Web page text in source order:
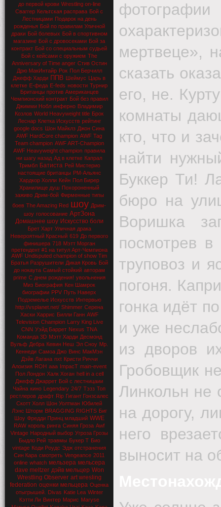
до первой крови Wrestling on-line
Сваггер Кельтская расправа Бой с
Лестницами Подарок на день
рожденья Бой по правилам Уличной
драки Бой болевых Бой в спортивном
магазине Бой с дровосеками Бой за
контракт Бой со специальным судьей
Бой с кейсами с оружием The
Anniversary of Time anger Стив Остин
Дрю МакИнтайр Рок Пол Берчилл
Джефф Харди ППВ Шеймус Царь в
клетке Е-феда E-feds новости Турнир
Британцы против Американцев
Чемпионский контракт Бой без правил
Джимми Нобл инферно Владимир
Козлов World Heavyweight title Брок
Леснар Клетка Искусств рейтинг
google docs Шон Майклз Джон Сина
AWF HardCore champion AWF Tag
Team champion AWF ART-Champion
AWF Heavyweight champion правила
ни шагу назад Ад в клетке Капрал
Тримбл Батиста Рей Мистерио
настоящие британцы РМ-Альянс
Хардкор Холли Кейн Пол Бирер
Хранилище душ Похороненный
заживо Дрим-бой Фирменные типы
боев The Amazing Red шоу Дрим-
шоу голосование АртЗона
Домашнее шоу Искусство боли
Брет Харт Уличная драка
Невероятный Красный 619 До первого
финишера 718 Мэтт Морган
претендент #1 на титул Арт-Чемпиона
AWF Undisputed champion of show Tim
Братья Разрушители Дикая Кровь Бой
до нокаута Самый стойкий авторам
prime С днем рождения! увольнения
Миз Биография Кен Шамрок
биографии PPV Путь Наверх
Подземелье Искусств Интервью
http://vsplanet.net/ Shimmer Серена
Хаски Харрис Билли Ганн AWF
Television Champion Larry King Live
CNN Уэйд Баррет Nexus TNA
Команда 3D Мэтт Харди Десмонд
Вульф Дебра Кевин Неш Эл Сноу Мр.
Кеннеди Самоа Джо Винс МакМэн
Дэйв Лагана nxt Кристи Риччи
Алоизия ROH aaa ImpacT main-event
Пол Лондон Халк Хоган hell in a cell
Джефф Джаррет Бой с лестницаии
Чайна кино Legendary 24/7 Тэзз Топ
рестлеров драфт Rip Гигант Гонзсалес
Скотт Холл Шон Уолтман Юбилей
Лэнс Шторм BRAGGING RIGHTS Биг
Шоу Фредди Принц младший WWE
RAW король ринга Синяя Гроза Awf
Vintage Народный выбор Угроза Грозы
Быдло Рей травмы Букер Т Био
vintage Коди Роудс Эдж отстранения
Син Кара смотреть Vengeance 2011
online whatch мельзера мельсера
dave meltzer дэйв мельцер Won
Wrestling Observer art wresling
federation оценки мельцера Оценка
отыгрышей.
Divas Katie Lea Winter
Кэтти Ли Винтер Марис Maryse
мертвеце»,
сказать
его, не.
комнаты
кто, что и
найти
Буккер Ти!
бюро на
Воришка
посмотрев
труповоз и
погоня.
гонка идёт
и уже
из дворов
Гробовщик
Линкольн не
на дорогу,
него
выносит на